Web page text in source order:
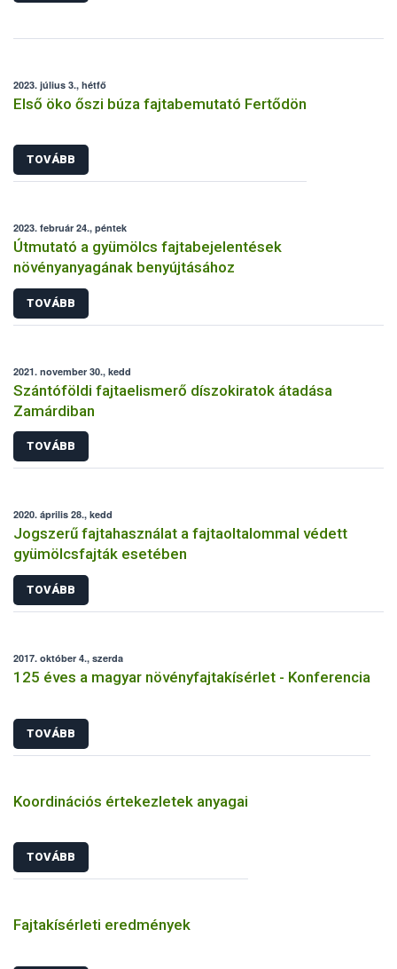
2023. július 3., hétfő
Első öko őszi búza fajtabemutató Fertődön
TOVÁBB
2023. február 24., péntek
Útmutató a gyümölcs fajtabejelentések
növényanyagának benyújtásához
TOVÁBB
2021. november 30., kedd
Szántóföldi fajtaelismerő díszokiratok átadása
Zamárdiban
TOVÁBB
2020. április 28., kedd
Jogszerű fajtahasználat a fajtaoltalommal védett
gyümölcsfajták esetében
TOVÁBB
2017. október 4., szerda
125 éves a magyar növényfajtakísérlet - Konferencia
TOVÁBB
Koordinációs értekezletek anyagai
TOVÁBB
Fajtakísérleti eredmények